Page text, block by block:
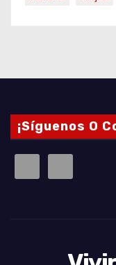
¡Síguenos O